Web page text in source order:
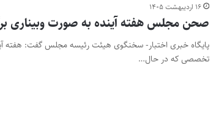
۱۶ اردیبهشت ۱۴۰۵
صحن مجلس هفته آینده به صورت وبیناری
پایگاه خبری اختبار- سخنگوی هیئت رئیسه مجلس گفت:
تخصصی که در حال…